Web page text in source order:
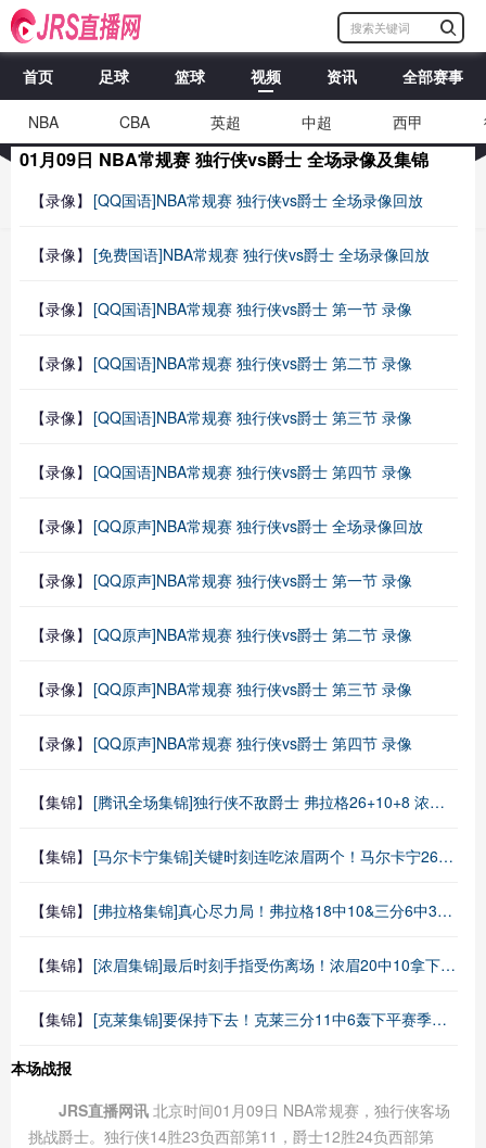
首页 足球 篮球 视频 资讯 全部赛事
NBA CBA 英超 中超 西甲
01月09日 NBA常规赛 独行侠vs爵士 全场录像及集锦
【录像】 [QQ国语]NBA常规赛 独行侠vs爵士 全场录像回放
【录像】 [免费国语]NBA常规赛 独行侠vs爵士 全场录像回放
【录像】 [QQ国语]NBA常规赛 独行侠vs爵士 第一节 录像
【录像】 [QQ国语]NBA常规赛 独行侠vs爵士 第二节 录像
【录像】 [QQ国语]NBA常规赛 独行侠vs爵士 第三节 录像
【录像】 [QQ国语]NBA常规赛 独行侠vs爵士 第四节 录像
【录像】 [QQ原声]NBA常规赛 独行侠vs爵士 全场录像回放
【录像】 [QQ原声]NBA常规赛 独行侠vs爵士 第一节 录像
【录像】 [QQ原声]NBA常规赛 独行侠vs爵士 第二节 录像
【录像】 [QQ原声]NBA常规赛 独行侠vs爵士 第三节 录像
【录像】 [QQ原声]NBA常规赛 独行侠vs爵士 第四节 录像
【集锦】 [腾讯全场集锦]独行侠不敌爵士 弗拉格26+10+8 浓眉21+11&伤退 马尔卡宁33+7
【集锦】 [马尔卡宁集锦]关键时刻连吃浓眉两个！马尔卡宁26中14砍33分7板4助2帽
【集锦】 [弗拉格集锦]真心尽力局！弗拉格18中10&三分6中3空砍26+10+8+3+1
【集锦】 [浓眉集锦]最后时刻手指受伤离场！浓眉20中10拿下21分11板4助1断1帽
【集锦】 [克莱集锦]要保持下去！克莱三分11中6轰下平赛季最高23分 另有3板5助
本场战报
JRS直播网讯 北京时间01月09日 NBA常规赛，独行侠客场
挑战爵士。独行侠14胜23负西部第11，爵士12胜24负西部第